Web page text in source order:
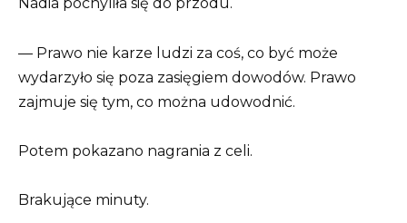
Nadia pochyliła się do przodu.
— Prawo nie karze ludzi za coś, co być może
wydarzyło się poza zasięgiem dowodów. Prawo
zajmuje się tym, co można udowodnić.
Potem pokazano nagrania z celi.
Brakujące minuty.